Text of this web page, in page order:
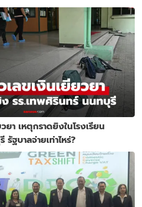
ยา เหตุกราดยิงในโรงเรียน
ฐบาลจ่ายเท่าไหร่?